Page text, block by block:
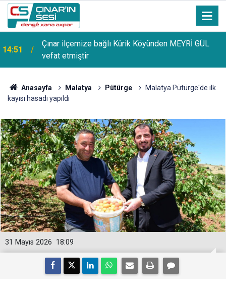
14:51
Çınar ilçemize bağlı Kûrik Köyünden MEYRİ GÜL
vefat etmiştir
Anasayfa Malatya Pütürge
Malatya Pütürge'de ilk
kayısı hasadı yapıldı
18:09
31 Mayıs 2026